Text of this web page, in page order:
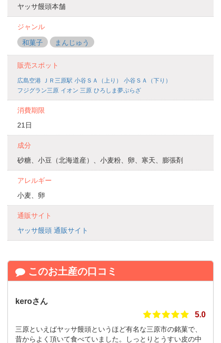
ヤッサ饅頭本舗
ジャンル
和菓子
まんじゅう
販売スポット
広島空港 ＪＲ三原駅 小谷ＳＡ（上り）
小谷ＳＡ（下り）
フジグラン三原 イオン 三原 ひろしま夢ぷらざ
消費期限
21日
成分
砂糖、小豆（北海道産）、小麦粉、卵、寒天、膨張剤
アレルギー
小麦、卵
通販サイト
ヤッサ饅頭 通販サイト
このお土産の口コミ
keroさん
5.0
三原といえばヤッサ饅頭というほど有名な三原市の銘菓で、
昔からよく頂いて食べていました。しっとりとうすい皮の中